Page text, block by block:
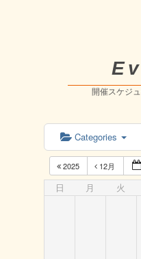
開催スケジ
Categories
2025 12月
日 月 火